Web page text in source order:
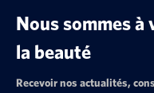
Nous sommes
la beauté
Recevoir nos actualités,